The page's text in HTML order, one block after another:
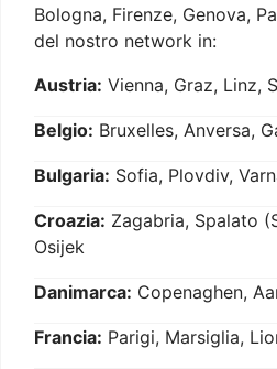
Bologna, Firenze, Genova,
del nostro network in:
Austria: Vienna, Graz, Linz,
Belgio: Bruxelles, Anversa,
Bulgaria: Sofia, Plovdiv,
Croazia: Zagabria, Spalato
Osijek
Danimarca: Copenaghen,
Francia: Parigi, Marsiglia,